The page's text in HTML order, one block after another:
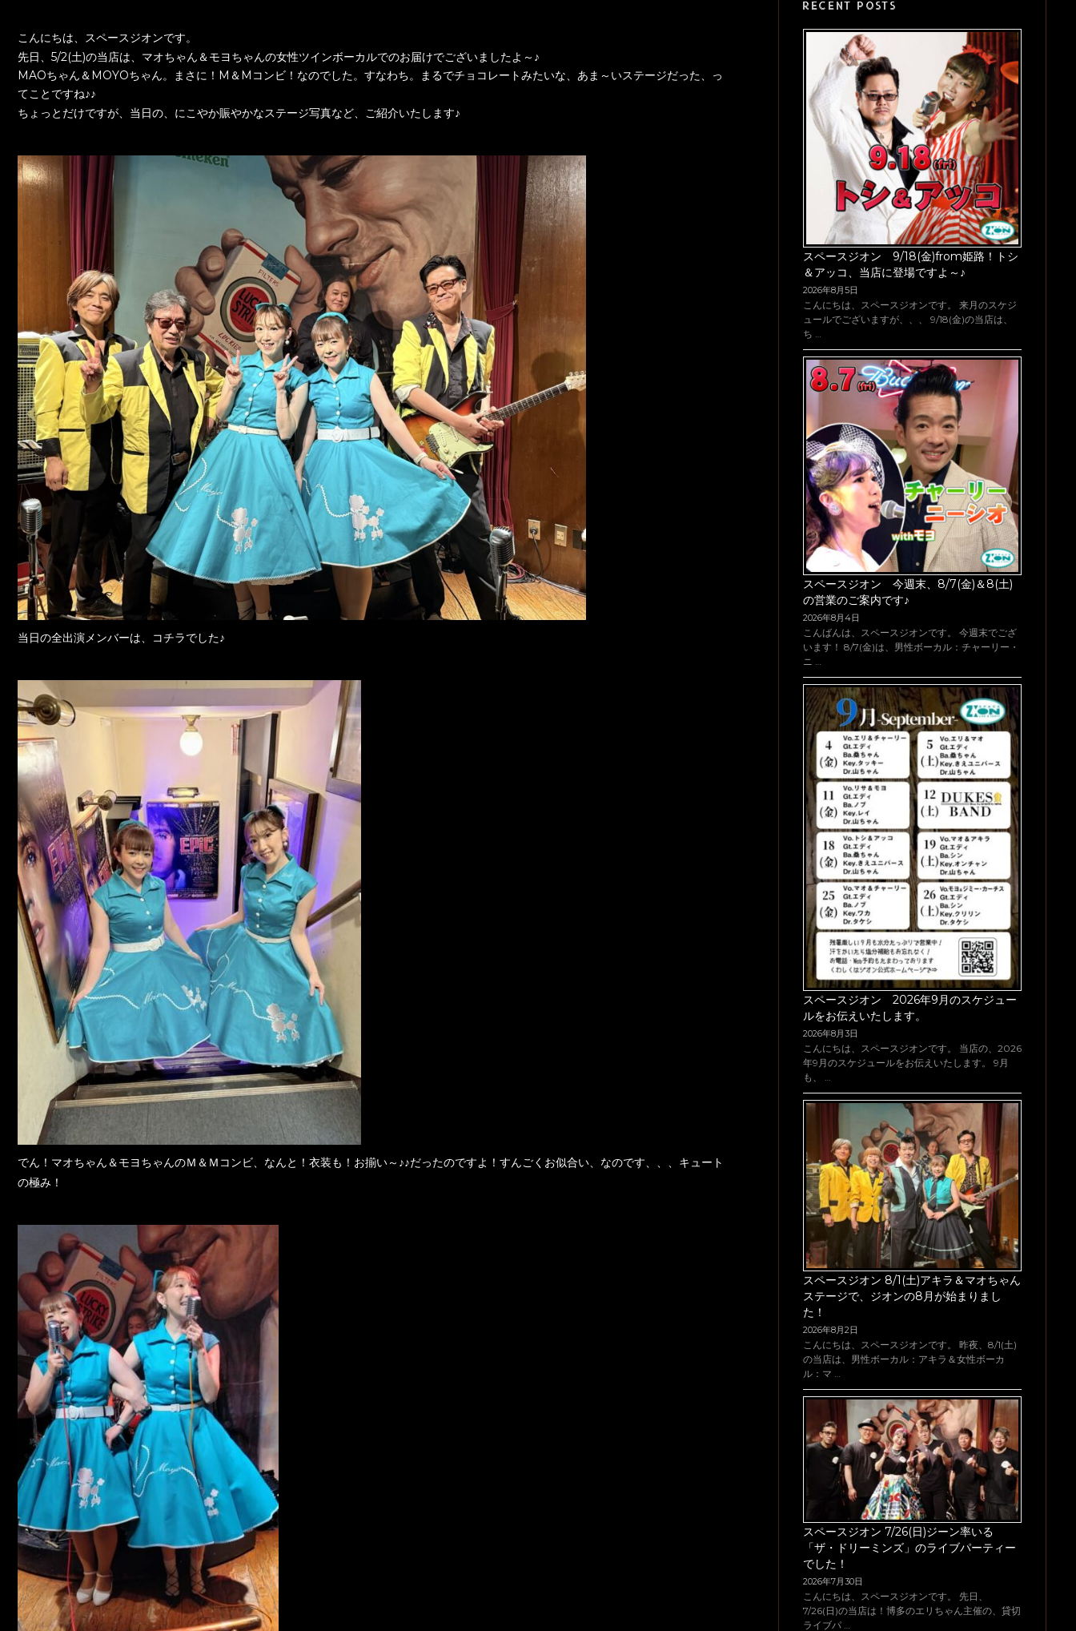
こんにちは、スペースジオンです。
先日、5/2(土)の当店は、マオちゃん＆モヨちゃんの女性ツインボーカルでのお届けでございましたよ～♪
MAOちゃん＆MOYOちゃん。まさに！M＆Mコンビ！なのでした。すなわち。まるでチョコレートみたいな、あま～いステージだった、っ
てことですね♪♪
ちょっとだけですが、当日の、にこやか賑やかなステージ写真など、ご紹介いたします♪
当日の全出演メンバーは、コチラでした♪
でん！マオちゃん＆モヨちゃんのＭ＆Ｍコンビ、なんと！衣装も！お揃い～♪♪だったのですよ！すんごくお似合い、なのです、、、キュート
の極み！
RECENT POSTS
スペースジオン 9/18(金)from姫路！トシ
＆アッコ、当店に登場ですよ～♪
2026年8月5日
こんにちは、スペースジオンです。 来月のスケジ
ュールでございますが、、、 9/18(金)の当店は、
ち …
スペースジオン 今週末、8/7(金)＆8(土)
の営業のご案内です♪
2026年8月4日
こんばんは、スペースジオンです。 今週末でござ
います！ 8/7(金)は、男性ボーカル：チャーリー・
ニ …
スペースジオン 2026年9月のスケジュー
ルをお伝えいたします。
2026年8月3日
こんにちは、スペースジオンです。 当店の、2026
年9月のスケジュールをお伝えいたします。 9月
も、 …
スペースジオン 8/1(土)アキラ＆マオちゃん
ステージで、ジオンの8月が始まりまし
た！
2026年8月2日
こんにちは、スペースジオンです。 昨夜、8/1(土)
の当店は、男性ボーカル：アキラ＆女性ボーカ
ル：マ …
スペースジオン 7/26(日)ジーン率いる
「ザ・ドリーミンズ」のライブパーティー
でした！
2026年7月30日
こんにちは、スペースジオンです。 先日、
7/26(日)の当店は！博多のエリちゃん主催の、貸切
ライブパ …